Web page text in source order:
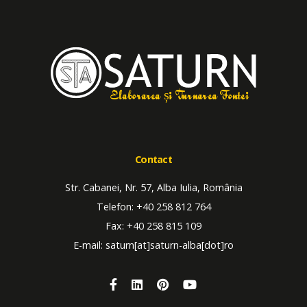
Elaborarea și Turnarea Fontei
Contact
Str. Cabanei, Nr. 57, Alba Iulia, România
Telefon: +40 258 812 764
Fax: +40 258 815 109
E-mail: saturn[at]saturn-alba[dot]ro